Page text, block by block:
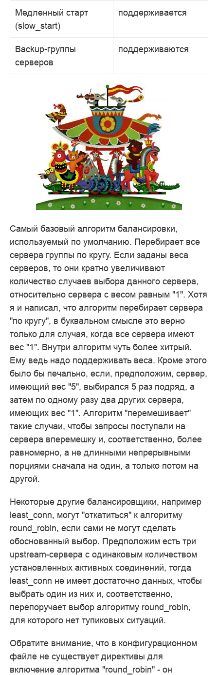
Медленный старт
(slow_start)
поддерживается
Backup-группы
серверов
поддерживаются
Самый базовый алгоритм балансировки,
используемый по умолчанию. Перебирает все
сервера группы по кругу. Если заданы веса
серверов, то они кратно увеличивают
количество случаев выбора данного сервера,
относительно сервера с весом равным "1". Хотя
я и написал, что алгоритм перебирает сервера
"по кругу", в буквальном смысле это верно
только для случая, когда все сервера имеют
вес "1". Внутри алгоритм чуть более хитрый.
Ему ведь надо поддерживать веса. Кроме этого
было бы печально, если, предположим, сервер,
имеющий вес "5", выбирался 5 раз подряд, а
затем по одному разу два других сервера,
имеющих вес "1". Алгоритм "перемешивает"
такие случаи, чтобы запросы поступали на
сервера вперемешку и, соответственно, более
равномерно, а не длинными непрерывными
порциями сначала на один, а только потом на
другой.
Некоторые другие балансировщики, например
least_conn, могут "откатиться" к алгоритму
round_robin, если сами не могут сделать
обоснованный выбор. Предположим есть три
upstream-сервера с одинаковым количеством
установленных активных соединений, тогда
least_conn не имеет достаточно данных, чтобы
выбрать один из них и, соответственно,
перепоручает выбор алгоритму round_robin,
для которого нет тупиковых ситуаций.
Обратите внимание, что в конфигурационном
файле не существует директивы для
включение алгоритма "round_robin" - он